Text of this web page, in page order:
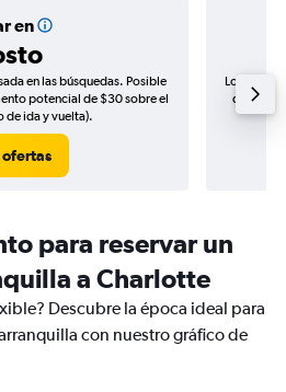
en
en las búsquedas. Posible
potencial de $30 sobre el
ida y vuelta).
ofertas
Los
de
para reservar un
a Charlotte
Descubre la época ideal para
con nuestro gráfico de